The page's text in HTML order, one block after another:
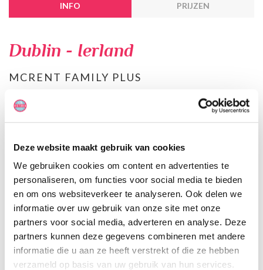
Deze website maakt gebruik van cookies
We gebruiken cookies om content en advertenties te
personaliseren, om functies voor social media te bieden
en om ons websiteverkeer te analyseren. Ook delen we
informatie over uw gebruik van onze site met onze
partners voor social media, adverteren en analyse. Deze
partners kunnen deze gegevens combineren met andere
informatie die u aan ze heeft verstrekt of die ze hebben
verzameld op basis van uw gebruik van hun services.
INFO PRIJZEN
Dublin - Ierland
MCRENT FAMILY PLUS
Het is een alkoofcamper en heeft dus slaapruimte boven de
bestuurderscabine. Achterin de camper is een stapelbed.